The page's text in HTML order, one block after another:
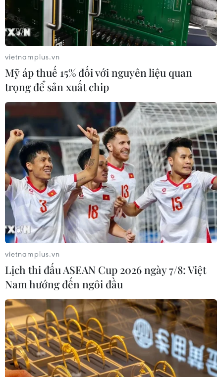
Chính thức ban hành 7 tiêu chí đánh giá
chất lượng về khung giá đất
02/11/2019 01:51
Thông tư đề cập tới 7 tiêu chí, chỉ số đánh giá chất
lượng dịch vụ sự nghiệp công sử dụng ngân sách nhà
nước về điều tra, thu thập thông tin xây dựng, điều
chỉnh khung giá các loại đất.
Đồng Nai: Dự án khu dân cư Giang Điền
vietnamplus.vn
Mỹ áp thuế 15% đối với nguyên liệu quan
trọng để sản xuất chip
vietnamplus.vn
Lịch thi đấu ASEAN Cup 2026 ngày 7/8: Việt
Nam hướng đến ngôi đầu